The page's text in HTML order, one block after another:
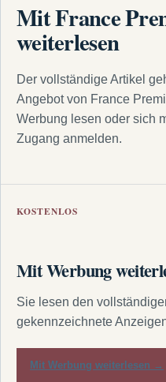
Mit France
weiterlesen
Der vollständige Artikel
Angebot von France
Werbung lesen oder sich
Zugang anmelden.
KOSTENLOS
Mit Werbung
Sie lesen den
gekennzeichnete
Mit Werbung weiterlesen →